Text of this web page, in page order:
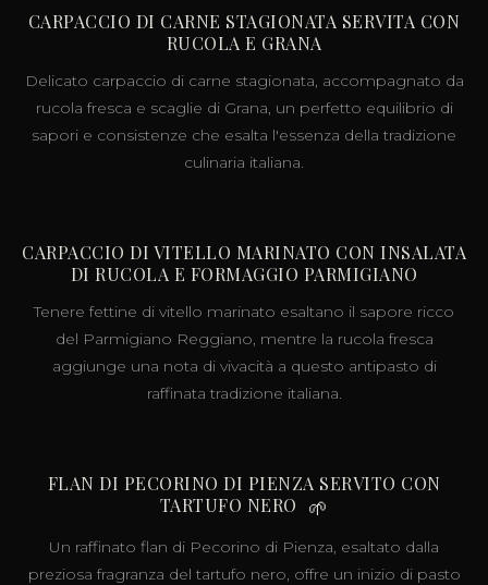
CARPACCIO DI CARNE STAGIONATA SERVITA CON
RUCOLA E GRANA
Delicato carpaccio di carne stagionata, accompagnato da
rucola fresca e scaglie di Grana, un perfetto equilibrio di
sapori e consistenze che esalta l'essenza della tradizione
culinaria italiana.
CARPACCIO DI VITELLO MARINATO CON INSALATA
DI RUCOLA E FORMAGGIO PARMIGIANO
Tenere fettine di vitello marinato esaltano il sapore ricco
del Parmigiano Reggiano, mentre la rucola fresca
aggiunge una nota di vivacità a questo antipasto di
raffinata tradizione italiana.
FLAN DI PECORINO DI PIENZA SERVITO CON
TARTUFO NERO
🌱
Un raffinato flan di Pecorino di Pienza, esaltato dalla
preziosa fragranza del tartufo nero, offre un inizio di pasto